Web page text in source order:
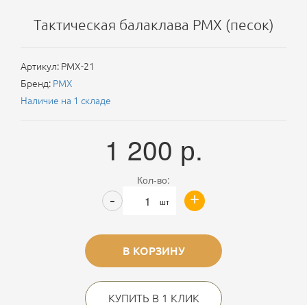
Тактическая балаклава PMX (песок)
Артикул: PMX-21
Бренд: PMX
Наличие на 1 складе
1 200 р.
Кол-во:
шт +
-
В КОРЗИНУ
КУПИТЬ В 1 КЛИК